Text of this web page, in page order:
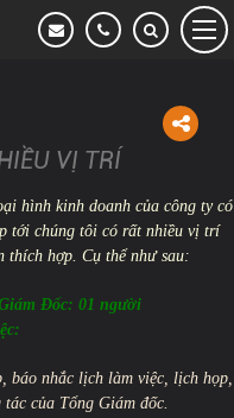
CÔNG TY
DỤNG
VỊ TRÍ
hình kinh doanh của công ty có
tới chúng tôi có rất nhiều vị trí
thích hợp. Cụ thể như sau:
Đốc: 01 người
báo nhắc lịch làm việc, lịch họp,
tác của Tổng Giám đốc.